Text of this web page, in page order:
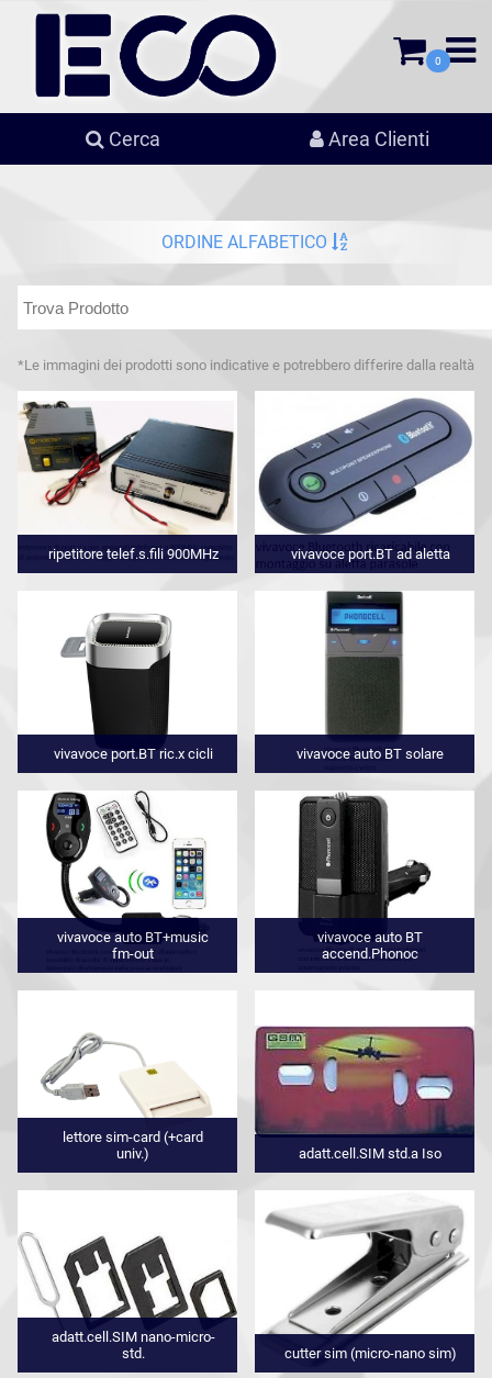
0
Cerca Area Clienti
ORDINE ALFABETICO
*Le immagini dei prodotti sono indicative e potrebbero differire dalla realtà
ripetitore telef.s.fili 900MHz vivavoce port.BT ad aletta
vivavoce port.BT ric.x cicli vivavoce auto BT solare
vivavoce auto BT+music
fm-out
vivavoce auto BT
accend.Phonoc
lettore sim-card (+card
univ.)
adatt.cell.SIM std.a Iso
adatt.cell.SIM nano-micro-
std.
cutter sim (micro-nano sim)